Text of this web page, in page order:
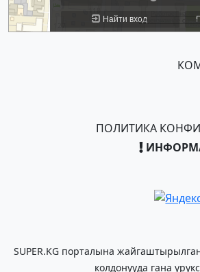
ПОЛИТИКА
SUPER.KG порталына
колдонууда гана